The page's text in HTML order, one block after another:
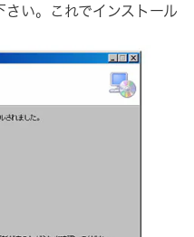
い。これでインストール